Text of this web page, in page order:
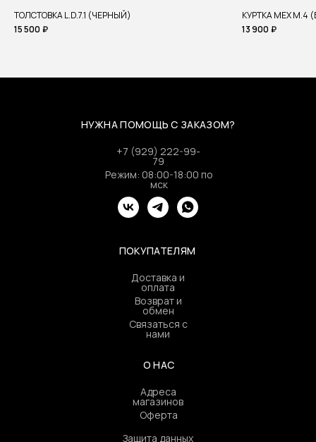
ТОЛСТОВКА L.D.7.1 (ЧЕРНЫЙ)
15 500 ₽
КУРТКА МЕХ М.4
13 900 ₽
НУЖНА ПОМОЩЬ С ЗАКАЗОМ?
ПОКУПАТЕЛЯМ
О НАС
+7 (929) 222-99-
79
Режим: 08:00-18:00 по
мск
Доставка и
оплата
Возврат и
обмен
Связаться с
нами
Адреса
магазинов
Оферта
Защита данных